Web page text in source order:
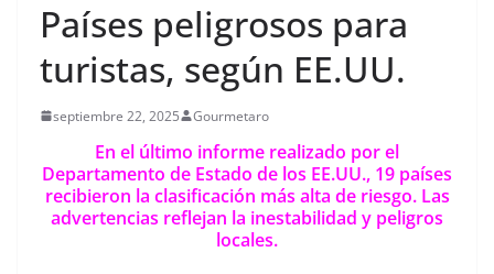
Países peligrosos para
turistas, según EE.UU.
septiembre 22, 2025 Gourmetaro
En el último informe realizado por el
Departamento de Estado de los EE.UU., 19 países
recibieron la clasificación más alta de riesgo. Las
advertencias reflejan la inestabilidad y peligros
locales.